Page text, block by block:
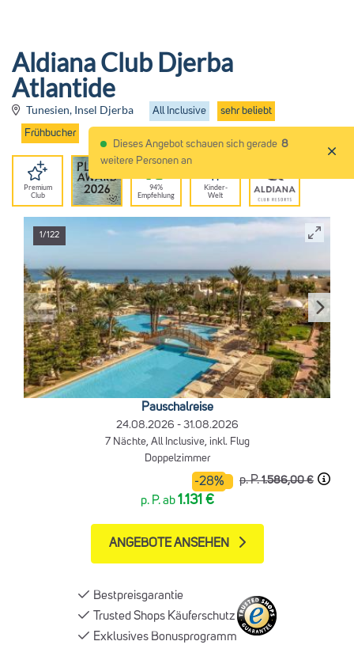
Aldiana Club Djerba
Atlantide
Tunesien, Insel Djerba All Inclusive
sehr beliebt
Frühbucher
Premium
Club
94%
Empfehlung
Kinder-
Welt
1/122
Pauschalreise
24.08.2026 - 31.08.2026
7 Nächte, All Inclusive, inkl. Flug
Doppelzimmer
-28% p. P.1.586,00 €
p. P. ab1.131 €
ANGEBOTE ANSEHEN
Bestpreisgarantie
Trusted Shops Käuferschutz
Exklusives Bonusprogramm
Dieses Angebot schauen sich gerade 8
weitere Personen an